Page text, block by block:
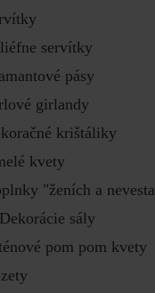
servítky
pásy
girlandy
krištáliky
kvety
"ženích a
Dekorácie sály
pom pom kvety